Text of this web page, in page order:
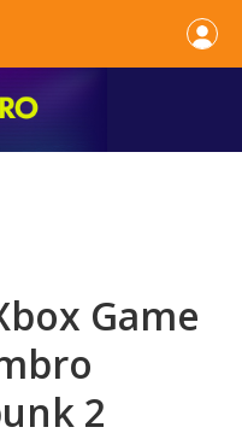
Game
2